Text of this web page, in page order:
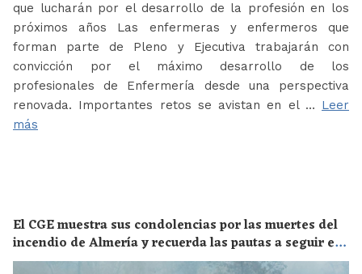
que lucharán por el desarrollo de la profesión en los
próximos años Las enfermeras y enfermeros que
forman parte de Pleno y Ejecutiva trabajarán con
convicción por el máximo desarrollo de los
profesionales de Enfermería desde una perspectiva
renovada. Importantes retos se avistan en el … Leer
más
El CGE muestra sus condolencias por las muertes del
incendio de Almería y recuerda las pautas a seguir en
el caso de encontrarse cerca de un fuego